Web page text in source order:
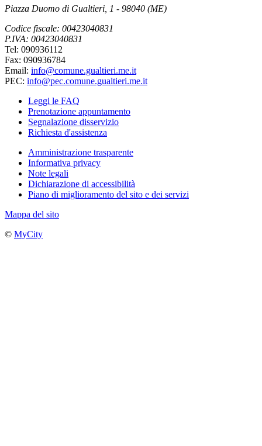
Piazza Duomo di Gualtieri, 1 - 98040 (ME)
Codice fiscale: 00423040831
P.IVA: 00423040831
Tel: 090936112
Fax: 090936784
Email: info@comune.gualtieri.me.it
PEC: info@pec.comune.gualtieri.me.it
Leggi le FAQ
Prenotazione appuntamento
Segnalazione disservizio
Richiesta d'assistenza
Amministrazione trasparente
Informativa privacy
Note legali
Dichiarazione di accessibilità
Piano di miglioramento del sito e dei servizi
Mappa del sito
© MyCity